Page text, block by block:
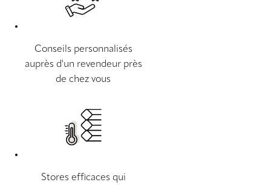
Conseils personnalisés
auprès d'un revendeur près
de chez vous
Stores efficaces qui